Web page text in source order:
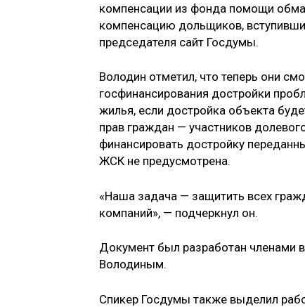
компенсации из фонда помощи
компенсацию дольщиков,
председателя сайт Госдумы.
Володин отметил, что теперь они
госфинансирования достройки
жилья, если достройка объекта
прав граждан — участников
финансировать достройку
ЖСК не предусмотрена.
«Наша задача — защитить всех
компаний», — подчеркнул он.
Документ был разработан членами
Володиным.
Спикер Госдумы также выделил